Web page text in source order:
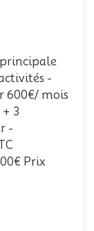
principale
-
600€/ mois
3
-
Prix